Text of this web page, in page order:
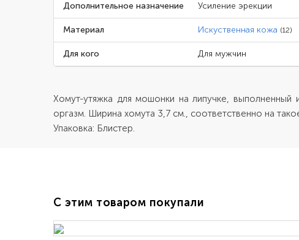
Дополнительное назначение Усиление эрекции
Материал Искуственная кожа (12)
Для кого Для мужчин
Хомут-утяжка для мошонки на липучке, выполненный
оргазм. Ширина хомута 3,7 см., соответственно на
Упаковка: Блистер.
С этим товаром покупали